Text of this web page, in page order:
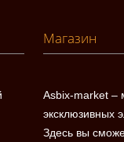
Магазин
Asbix-market –
эксклюзивных
Здесь вы